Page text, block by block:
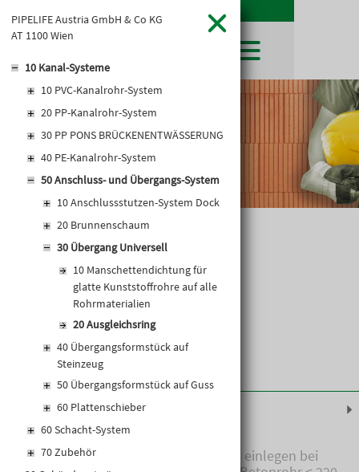
SHOP
LEIBWÄCHTER
MERKLISTE
WARENKORB
BAUSTOFFE
HOCHBAU
TIEFBAU
TROCKENBAU
FACHMARKT
LEISTUNGSERKLÄRUNGEN
BAUSTOFFKATALOGE
UNTERNEHMEN
FIRMENGESCHICHTE
STANDORTE
DOWNLOADS
LEITBILD
KARRIERE
KARRIERE UND WEITERBILDUNG
OFFENE STELLEN
AKTUELLES
KATALOGE
PREISANPASSUNGEN
AGB'S
EUROSYS TROCKENBAUSYSTEM
GEWERBEZONE
Baustoffkataloge
PIPELIFE Austria GmbH & Co KG
AT 1100 Wien
10 Kanal-Systeme
10 PVC-Kanalrohr-System
20 PP-Kanalrohr-System
30 PP PONS BRÜCKENENTWÄSSERUNG
40 PE-Kanalrohr-System
50 Anschluss- und Übergangs-System
10 Anschlussstutzen-System Dock
20 Brunnenschaum
30 Übergang Universell
10 Manschettendichtung für
glatte Kunststoffrohre auf alle
Rohrmaterialien
20 Ausgleichsring
40 Übergangsformstück auf
Steinzeug
50 Übergangsformstück auf Guss
60 Plattenschieber
60 Schacht-System
70 Zubehör
AUSGLEICHSRING
Produktinformationen
AUSGLEICHSRING, zusätzlich einlegen bei